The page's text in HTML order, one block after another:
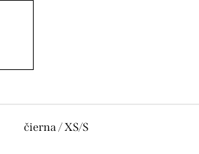
čierna / XS/S